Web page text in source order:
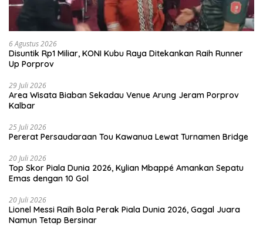
6 Agustus 2026
Disuntik Rp1 Miliar, KONI Kubu Raya Ditekankan Raih Runner
Up Porprov
29 Juli 2026
Area Wisata Biaban Sekadau Venue Arung Jeram Porprov
Kalbar
25 Juli 2026
Pererat Persaudaraan Tou Kawanua Lewat Turnamen Bridge
20 Juli 2026
Top Skor Piala Dunia 2026, Kylian Mbappé Amankan Sepatu
Emas dengan 10 Gol
20 Juli 2026
Lionel Messi Raih Bola Perak Piala Dunia 2026, Gagal Juara
Namun Tetap Bersinar